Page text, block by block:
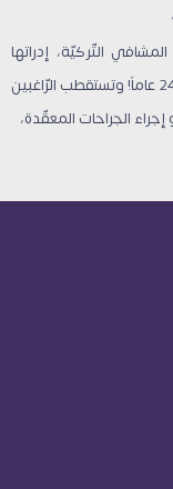
التّركيّة، إدراتها
متمثّلةً بأيادٍ وأطبّاء أتراك ذوو خبرات عالية تزيد عن 24 عاماً! وتستقطب الرّاغبين
الجراحات المعقّدة،